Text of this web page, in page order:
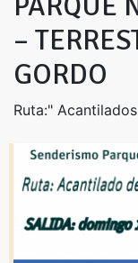
–
GORDO
Ruta:"